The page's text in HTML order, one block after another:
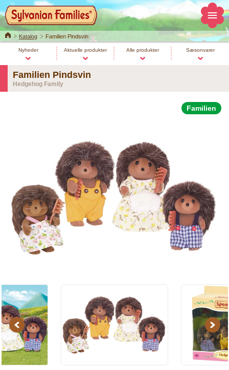
HomeKatalog Familien Pindsvin
Nyheder Aktuelle produkter Alle produkter Sæsonvarer
Familien Pindsvin
Hedgehog Family
Familien
Previous Next